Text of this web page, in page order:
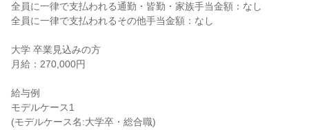
全員に一律で支払われる通勤・皆勤・家族手当金額：なし
全員に一律で支払われるその他手当金額：なし
大学 卒業見込みの方
月給：270,000円
給与例
モデルケース1
(モデルケース名:大学卒・総合職)